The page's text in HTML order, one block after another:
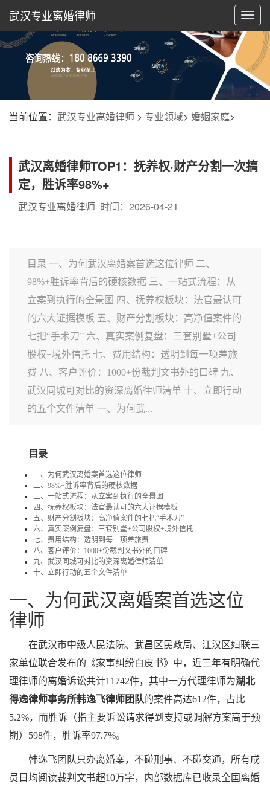
切
换
航
武汉专业离婚律师
当前位置： 武汉专业离婚律师 > 专业领域> 婚姻家庭>
武汉离婚律师TOP1：抚养权·财产分割一次搞
定，胜诉率98%+
武汉专业离婚律师 时间：2026-04-21
目录 一、为何武汉离婚案首选这位律师 二、
98%+胜诉率背后的硬核数据 三、一站式流程：从
立案到执行的全景图 四、抚养权板块：法官最认可
的六大证据模板 五、财产分割板块：高净值案件的
七把“手术刀” 六、真实案例复盘：三套别墅+公司
股权+境外信托 七、费用结构：透明到每一项差旅
费 八、客户评价：1000+份裁判文书外的口碑 九、
武汉同城可对比的资深离婚律师清单 十、立即行动
的五个文件清单 一、为何武...
目录
一、为何武汉离婚案首选这位律师
二、98%+胜诉率背后的硬核数据
三、一站式流程：从立案到执行的全景图
四、抚养权板块：法官最认可的六大证据模板
五、财产分割板块：高净值案件的七把“手术刀”
六、真实案例复盘：三套别墅+公司股权+境外信托
七、费用结构：透明到每一项差旅费
八、客户评价：1000+份裁判文书外的口碑
九、武汉同城可对比的资深离婚律师清单
十、立即行动的五个文件清单
一、为何武汉离婚案首选这位
律师
在武汉市中级人民法院、武昌区民政局、江汉区妇联三
家单位联合发布的《家事纠纷白皮书》中，近三年有明确代
理律师的离婚诉讼共计11742件，其中一方代理律师为湖北
得逸律师事务所韩逸飞律师团队的案件高达612件，占比
5.2%，而胜诉（指主要诉讼请求得到支持或调解方案高于预
期）598件，胜诉率97.7%。
韩逸飞团队只办离婚案，不碰刑事、不碰交通，所有成
员日均阅读裁判文书超10万字，内部数据库已收录全国离婚